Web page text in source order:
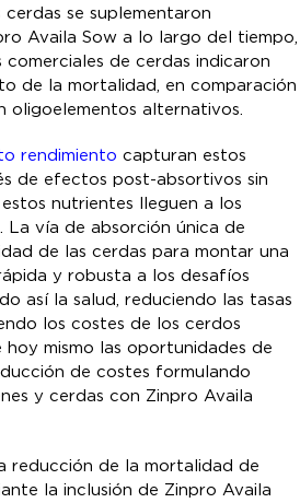
se suplementaron
Availa Sow a lo largo del tiempo,
de cerdas indicaron
de la mortalidad, en comparación
oligoelementos alternativos.
rendimiento capturan estos
de efectos post-absortivos sin
nutrientes lleguen a los
La vía de absorción única de
de las cerdas para montar una
y robusta a los desafíos
así la salud, reduciendo las tasas
los costes de los cerdos
mismo las oportunidades de
de costes formulando
y cerdas con Zinpro Availa
reducción de la mortalidad de
la inclusión de Zinpro Availa